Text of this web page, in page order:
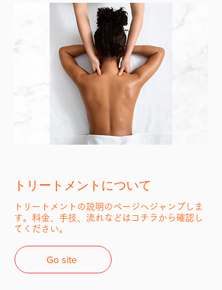
​トリートメントについて
​トリートメントの説明のページへジャンプしま
す。料金、手技、流れなどはコチラから確認し
てください。
Go site